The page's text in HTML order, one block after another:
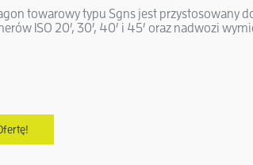
towarowy typu Sgns jest przystosowany
ISO 20′, 30′, 40′ i 45′ oraz nadwozi